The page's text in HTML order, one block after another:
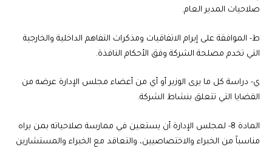
صلاحيات المدير العام.
‌ط- الموافقة على إبرام الاتفاقيات ومذكرات التفاهم الداخلية والخارجية
التي تخدم مصلحة الشركة وفق الأحكام النافذة.
‌ي- دراسة كل ما يرى الوزير أو أي من أعضاء مجلس الإدارة عرضه من
القضايا التي تتعلق بنشاط الشركة.
المادة 8-
لمجلس الإدارة أن يستعين في ممارسة صلاحياته بمن يراه
مناسباً من الخبراء والاختصاصيين، والتعاقد مع الخبراء والمستشارين